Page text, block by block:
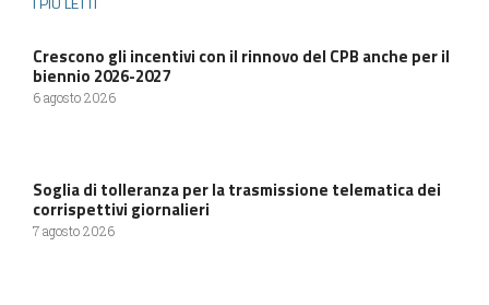
Crescono gli incentivi con il rinnovo del CPB anche per il
biennio 2026-2027
6 agosto 2026
Soglia di tolleranza per la trasmissione telematica dei
corrispettivi giornalieri
7 agosto 2026